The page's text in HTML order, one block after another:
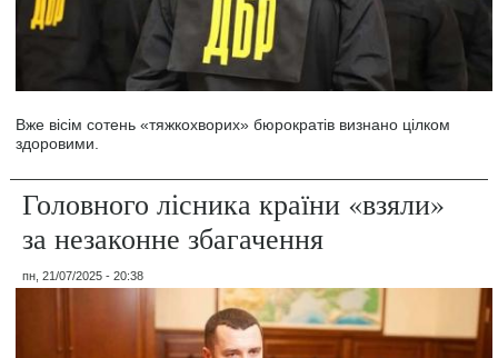
Вже вісім сотень «тяжкохворих» бюрократів визнано цілком
здоровими.
Головного лісника країни «взяли»
за незаконне збагачення
пн, 21/07/2025 - 20:38